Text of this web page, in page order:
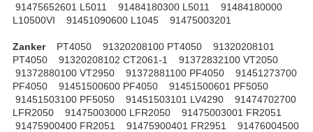
91475652601 L5011 91484180300 L5011 91484180000
L10500VI 91451090600 L1045 91475003201
ZankerPT4050 91320208100 PT4050 91320208101
PT4050 91320208102 CT2061-1 91372832100 VT2050
91372880100 VT2950 91372881100 PF4050 91451273700
PF4050 91451500600 PF4050 91451500601 PF5050
91451503100 PF5050 91451503101 LV4290 91474702700
LFR2050 91475003000 LFR2050 91475003001 FR2051
91475900400 FR2051 91475900401 FR2951 91476004500